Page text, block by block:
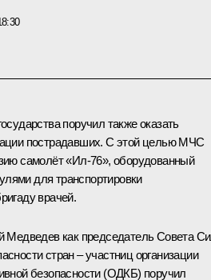
поручил также оказать
пострадавших. С этой целью МЧС
самолёт «Ил-76», оборудованный
для транспортировки
врачей.
Медведев как председатель Совета
стран – участниц организации
безопасности (ОДКБ) поручил